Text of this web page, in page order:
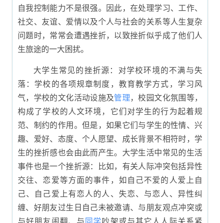
自我控制能力不是很强。因此，在处理学习、工作、
社交、友谊、爱情以及个人与社会的关系等人生复杂
问题时，常常会遭遇挫折，以致挫折似乎成了他们人
生旅途的一大困扰。
大学生常见的挫折源：对学校环境的不满与失
落：学校的各项规章制度，教育教学方式，学习风
气，学校的文化活动设施及管理，校园文化氛围等，
构成了学校的人文环境，它们对学生的行为起着规
范、制约的作用。但是，如果它们与学生的性情、兴
趣、爱好、态度、个人愿望、成长背景不相符时，学
生的挫折感也会由此而产生。大学生活中常见的生活
事件也是一个挫折源：比如，有关人际冲突包括异性
交往、恋爱等方面的事件，如自己不爱的人爱上自
己、自己爱上有恋人的人、失恋、与恋人、异性纠
缠、好朋友过生日自己未被邀请、与朋友观点冲突或
与好朋友闹翻、与 同学 吵架或与其它人人际关系紧